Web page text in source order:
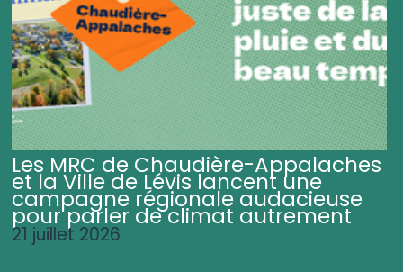
Les MRC de Chaudière-Appalaches
et la Ville de Lévis lancent une
campagne régionale audacieuse
pour parler de climat autrement
21 juillet 2026